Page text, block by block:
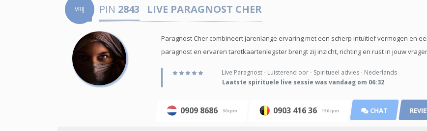
VRIJ PIN 2843 LIVE PARAGNOST CHER
Paragnost Cher combineert jarenlange ervaring met een scherp intuïtief vermogen en
paragnost en ervaren tarotkaartenlegster brengt zij inzicht, richting en rust in jouw
Live Paragnost - Luisterend oor - Spiritueel advies - Nederlands
Laatste spirituele live sessie was vandaag om 06:32
0909 8686 90cpm 0903 416 36 150cpm CHAT